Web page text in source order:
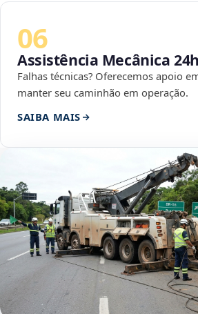
06
Assistência Mecânica 24h
Falhas técnicas? Oferecemos apoio
manter seu caminhão em operação.
SAIBA MAIS